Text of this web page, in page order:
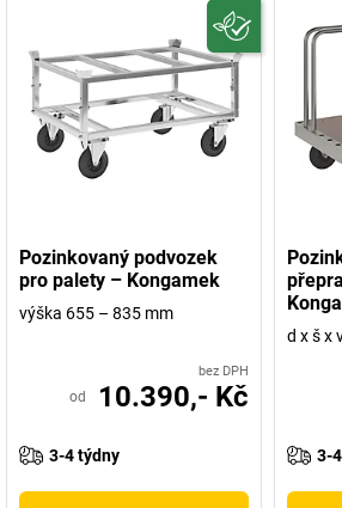
Pozinkovaný podvozek
pro palety – Kongamek
výška 655 – 835 mm
bez DPH
od 10.390,- Kč
3-4 týdny
d x š x
3-